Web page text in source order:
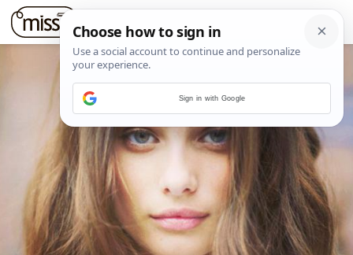
Sign in with Google